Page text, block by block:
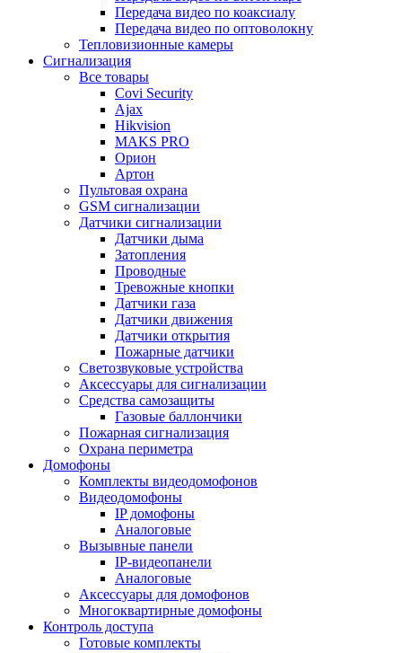
Передача видео по коаксиалу
Передача видео по оптоволокну
Тепловизионные камеры
Сигнализация
Все товары
Covi Security
Ajax
Hikvision
MAKS PRO
Орион
Артон
Пультовая охрана
GSM сигнализации
Датчики сигнализации
Датчики дыма
Затопления
Проводные
Тревожные кнопки
Датчики газа
Датчики движения
Датчики открытия
Пожарные датчики
Светозвуковые устройства
Аксессуары для сигнализации
Средства самозащиты
Газовые баллончики
Пожарная сигнализация
Охрана периметра
Домофоны
Комплекты видеодомофонов
Видеодомофоны
IP домофоны
Аналоговые
Вызывные панели
IP-видеопанели
Аналоговые
Аксессуары для домофонов
Многоквартирные домофоны
Контроль доступа
Готовые комплекты